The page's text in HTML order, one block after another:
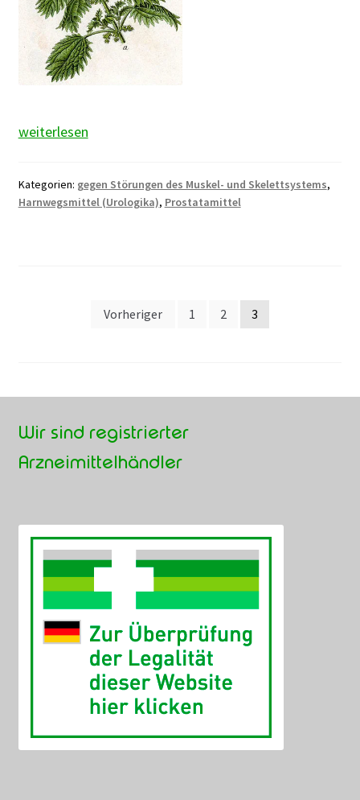
Brennnessel
weiterlesen
Kategorien: gegen Störungen des Muskel- und Skelettsystems,
Harnwegsmittel (Urologika), Prostatamittel
Seitennummerierung
Vorheriger 1 2 3
Wir sind registrierter
Arzneimittelhändler